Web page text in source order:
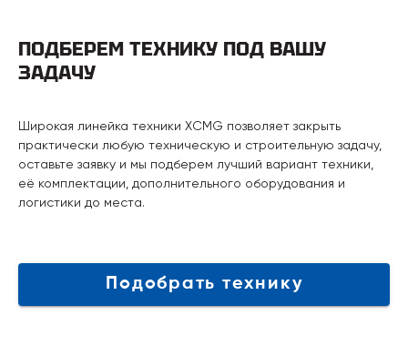
ПОДБЕРЕМ ТЕХНИКУ ПОД ВАШУ
ЗАДАЧУ
Широкая линейка техники XCMG позволяет закрыть
практически любую техническую и строительную задачу,
оставьте заявку и мы подберем лучший вариант техники,
её комплектации, дополнительного оборудования и
логистики до места.
Подобрать технику